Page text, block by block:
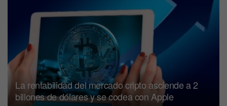
La rentabilidad del mercado cripto asciende a 2
billones de dólares y se codea con Apple